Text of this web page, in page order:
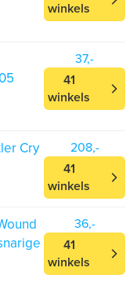
winkels
37,-
41
winkels
Cry
208,-
41
winkels
36,-
41
winkels